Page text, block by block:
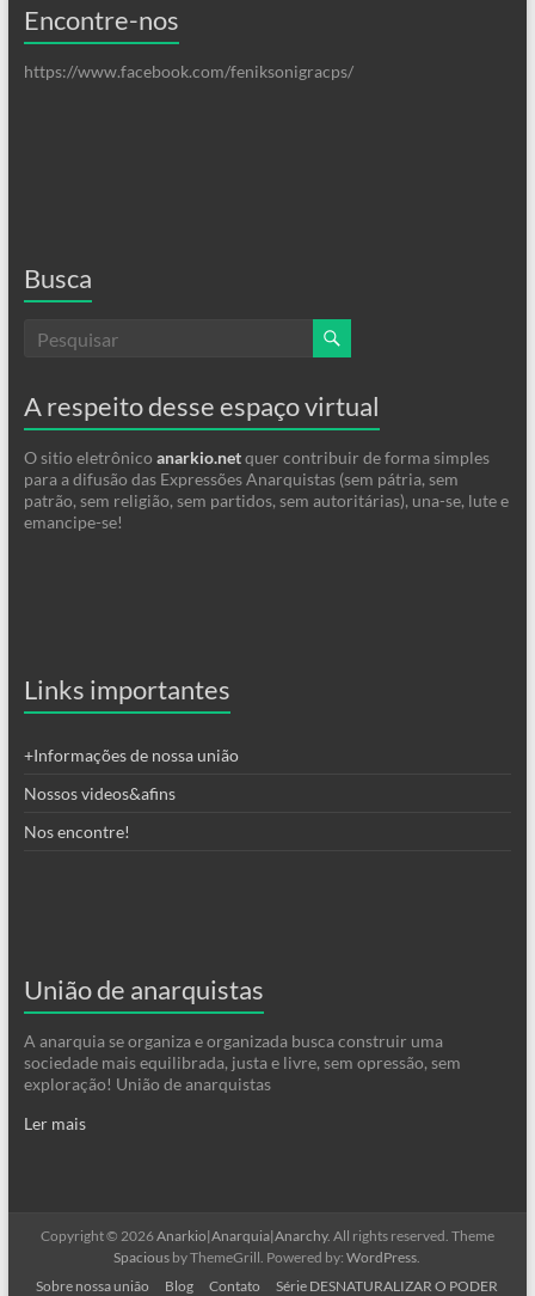
Encontre-nos
https://www.facebook.com/feniksonigracps/
Busca
A respeito desse espaço virtual
O sitio eletrônico anarkio.netquer contribuir de forma simples
para a difusão das Expressões Anarquistas (sem pátria, sem
patrão, sem religião, sem partidos, sem autoritárias), una-se, lute e
emancipe-se!
Links importantes
+Informações de nossa união
Nossos videos&afins
Nos encontre!
União de anarquistas
A anarquia se organiza e organizada busca construir uma
sociedade mais equilibrada, justa e livre, sem opressão, sem
exploração! União de anarquistas
Ler mais
Copyright © 2026Anarkio|Anarquia|Anarchy. All rights reserved. Theme
Spacious by ThemeGrill. Powered by:WordPress.
Sobre nossa união
Blog Contato Série DESNATURALIZAR O PODER